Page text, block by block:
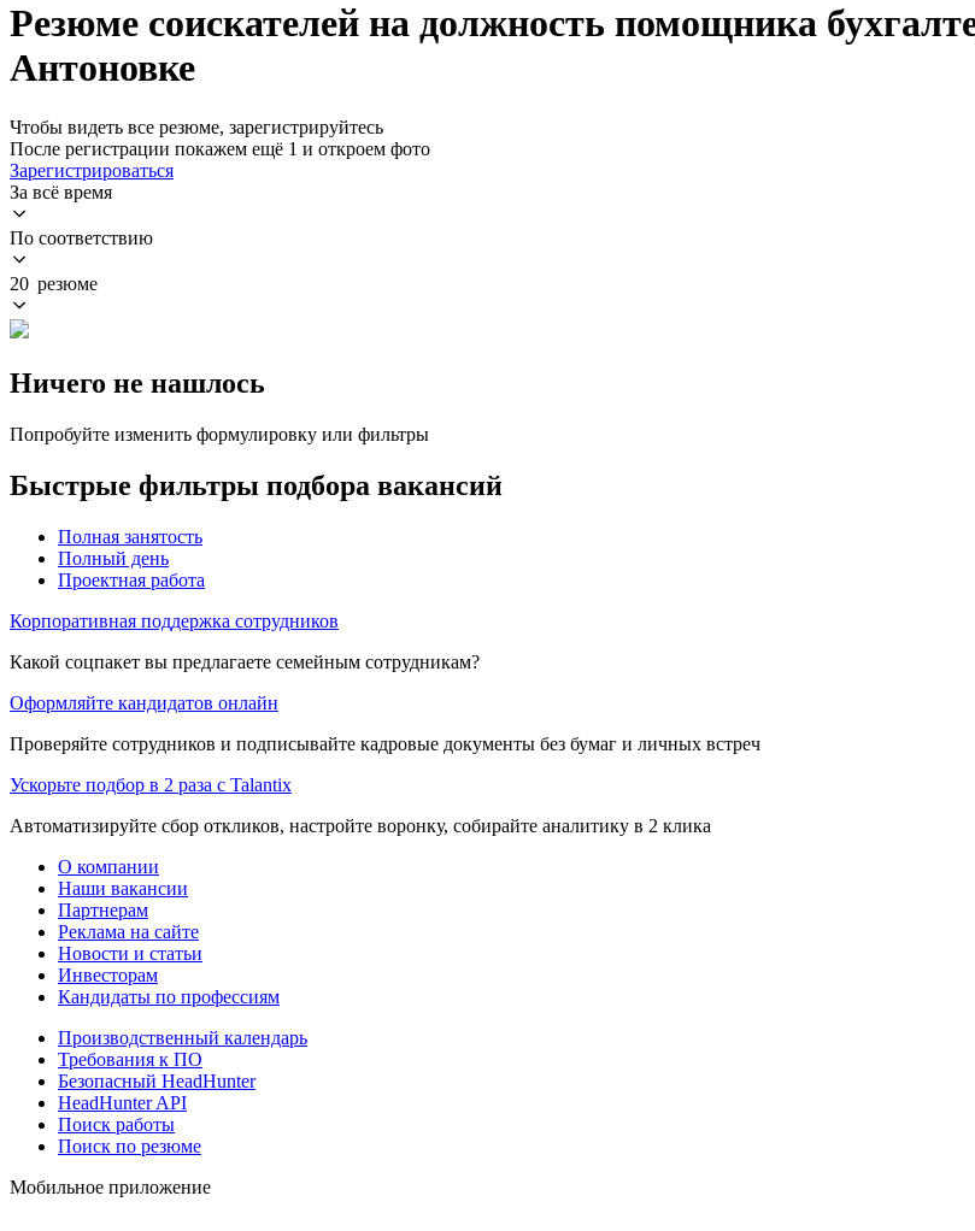
Резюме соискателей на должность помощника
Антоновке
Чтобы видеть все резюме, зарегистрируйтесь
После регистрации покажем ещё 1 и откроем фото
Зарегистрироваться
За всё время
По соответствию
20 резюме
Ничего не нашлось
Попробуйте изменить формулировку или фильтры
Быстрые фильтры подбора вакансий
Полная занятость
Полный день
Проектная работа
Корпоративная поддержка сотрудников
Какой соцпакет вы предлагаете семейным сотрудникам?
Оформляйте кандидатов онлайн
Проверяйте сотрудников и подписывайте кадровые документы без бумаг и личных встреч
Ускорьте подбор в 2 раза с Talantix
Автоматизируйте сбор откликов, настройте воронку, собирайте аналитику в 2 клика
О компании
Наши вакансии
Партнерам
Реклама на сайте
Новости и статьи
Инвесторам
Кандидаты по профессиям
Производственный календарь
Требования к ПО
Безопасный HeadHunter
HeadHunter API
Поиск работы
Поиск по резюме
Мобильное приложение